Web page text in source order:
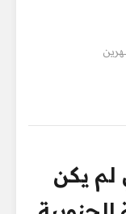
لم يكن